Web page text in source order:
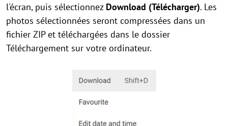
l'écran, puis sélectionnez Download (Télécharger). Les
photos sélectionnées seront compressées dans un
fichier ZIP et téléchargées dans le dossier
Téléchargement sur votre ordinateur.